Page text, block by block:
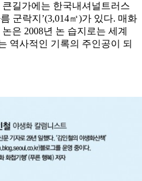
길가에는 한국내셔널트러스
군락지’(3,014㎡)가 있다. 매화
은 2008년 논 습지로는 세계
역사적인 기록의 주인공이 되